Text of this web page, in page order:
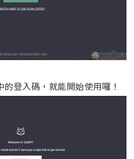
登入碼，就能開始使用囉！